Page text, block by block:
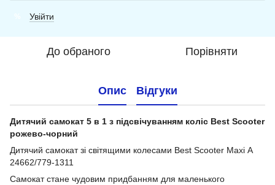
Увійти
До обраного Порівняти
Опис Відгуки
Дитячий самокат 5 в 1 з підсвічуванням коліс Best Scooter
рожево-чорний
Дитячий самокат зі світящими колесами Best Scooter Maxi А
24662/779-1311
Самокат стане чудовим придбанням для маленького